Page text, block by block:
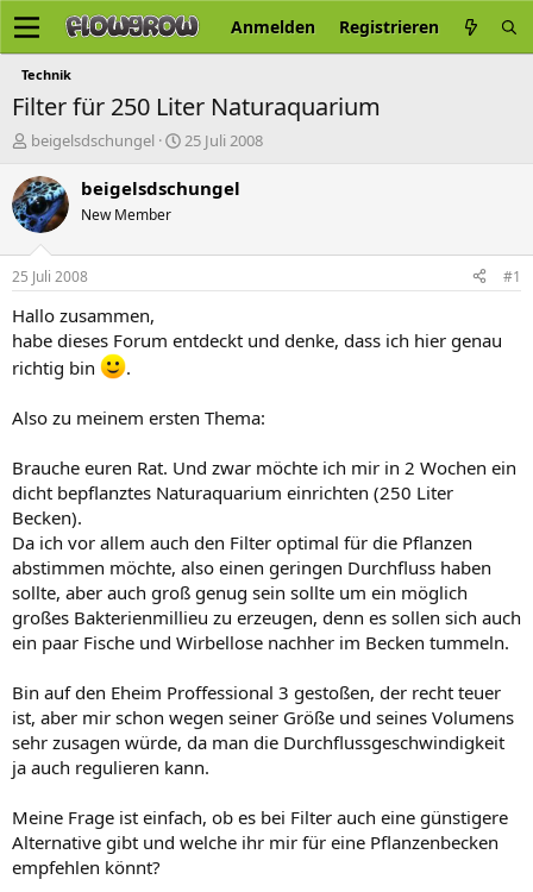
Anmelden Registrieren
Technik
Filter für 250 Liter Naturaquarium
E
s
t
e
e
r
beigelsdschungel
E
s
t
m
25 Juli 2008
beigelsdschungel
New Member
25 Juli 2008 #1
Hallo zusammen,
habe dieses Forum entdeckt und denke, dass ich hier genau
richtig bin
.
Also zu meinem ersten Thema:
Brauche euren Rat. Und zwar möchte ich mir in 2 Wochen ein
dicht bepflanztes Naturaquarium einrichten (250 Liter
Becken).
Da ich vor allem auch den Filter optimal für die Pflanzen
abstimmen möchte, also einen geringen Durchfluss haben
sollte, aber auch groß genug sein sollte um ein möglich
großes Bakterienmillieu zu erzeugen, denn es sollen sich auch
ein paar Fische und Wirbellose nachher im Becken tummeln.
Bin auf den Eheim Proffessional 3 gestoßen, der recht teuer
ist, aber mir schon wegen seiner Größe und seines Volumens
sehr zusagen würde, da man die Durchflussgeschwindigkeit
ja auch regulieren kann.
Meine Frage ist einfach, ob es bei Filter auch eine günstigere
Alternative gibt und welche ihr mir für eine Pflanzenbecken
empfehlen könnt?